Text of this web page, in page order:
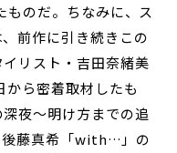
ものだ。ちなみに、ス
前作に引き続きこの
リスト・吉田奈緒美
から密着取材したも
夜～明け方までの追
後藤真希「with…」の